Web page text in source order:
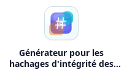
Générateur pour les
hachages d'intégrité des